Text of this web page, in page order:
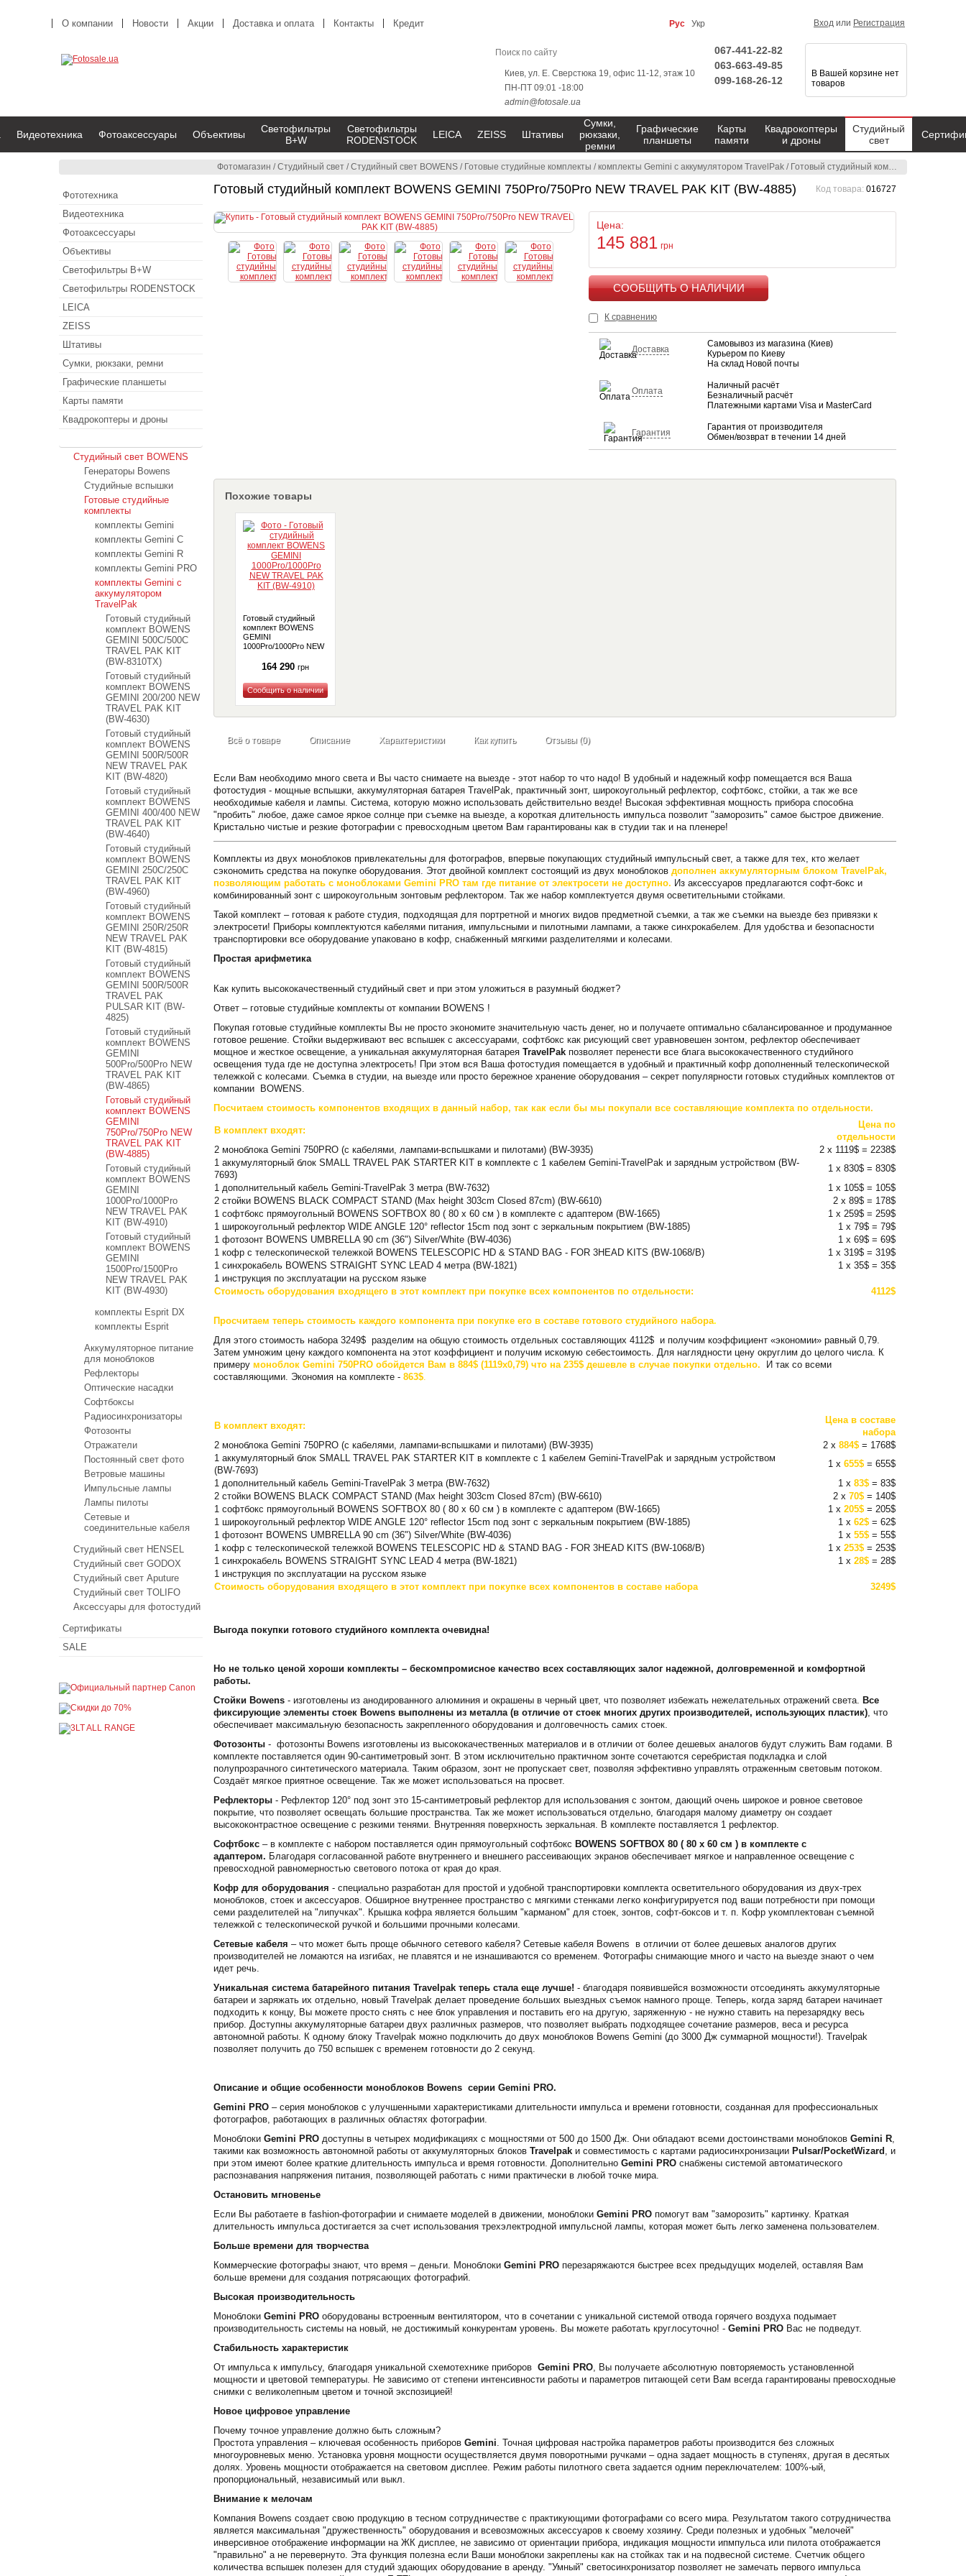
Фотомагазин /Студийный свет /Студийный свет BOWENS / Готовые студийные комплекты /комплекты Gemini с аккумулятором TravelPak / Готовый студийный комплект BOWENS GEMINI 750Pro/750Pro NEW TRAVEL PAK KIT (BW-4885)
Готовый студийный комплект BOWENS GEMINI 750Pro/750Pro NEW TRAVEL PAK KIT (BW-4885) Код товара: 016727
Цена:
145 881 грн
К сравнению
Доставка
Самовывоз из магазина (Киев)
Курьером по Киеву
На склад Новой почты
Оплата
Наличный расчёт
Безналичный расчёт
Платежными картами Visa и MasterCard
Гарантия
Гарантия от производителя
Обмен/возврат в течении 14 дней
Похожие товары
Готовый студийный
комплект BOWENS
GEMINI
1000Pro/1000Pro NEW
4910)164 290 грн
Купить
Всё о товаре Описание Характеристики Как купить Отзывы (0)
Если Вам необходимо много света и Вы часто снимаете на выезде - этот набор то что надо! В удобный и надежный кофр помещается вся Ваша
фотостудия - мощные вспышки, аккумуляторная батарея TravelPak, практичный зонт, широкоугольный рефлектор, софтбокс, стойки, а так же все
необходимые кабеля и лампы. Система, которую можно использовать действительно везде! Высокая эффективная мощность прибора способна
"пробить" любое, даже самое яркое солнце при съемке на выезде, а короткая длительность импульса позволит "заморозить" самое быстрое движение.
Кристально чистые и резкие фотографии с превосходным цветом Вам гарантированы как в студии так и на пленере!
Комплекты из двух моноблоков привлекательны для фотографов, впервые покупающих студийный импульсный свет, а также для тех, кто желает
сэкономить средства на покупке оборудования. Этот двойной комплект состоящий из двух моноблоков дополнен аккумуляторным блоком TravelPak,
позволяющим работать с моноблоками Gemini PRO там где питание от электросети не доступно. Из аксессуаров предлагаются софт-бокс и
комбинированный зонт с широкоугольным зонтовым рефлектором. Так же набор комплектуется двумя осветительными стойками.
Такой комплект – готовая к работе студия, подходящая для портретной и многих видов предметной съемки, а так же съемки на выезде без привязки к
электросети! Приборы комплектуются кабелями питания, импульсными и пилотными лампами, а также синхрокабелем. Для удобства и безопасности
транспортировки все оборудование упаковано в кофр, снабженный мягкими разделителями и колесами.
Простая арифметика
Как купить высококачественный студийный свет и при этом уложиться в разумный бюджет?
Ответ – готовые студийные комплекты от компании BOWENS !
Покупая готовые студийные комплекты Вы не просто экономите значительную часть денег, но и получаете оптимально сбалансированное и продуманное
готовое решение. Стойки выдерживают вес вспышек с аксессуарами, софтбокс как рисующий свет уравновешен зонтом, рефлектор обеспечивает
мощное и жесткое освещение, а уникальная аккумуляторная батарея TravelPak позволяет перенести все блага высококачественного студийного
освещения туда где не доступна электросеть! При этом вся Ваша фотостудия помещается в удобный и практичный кофр дополненный телескопической
тележкой с колесами. Съемка в студии, на выезде или просто бережное хранение оборудования – секрет популярности готовых студийных комплектов от
компании BOWENS.
Посчитаем стоимость компонентов входящих в данный набор, так как если бы мы покупали все составляющие комплекта по отдельности.
В комплект входят:
Цена по
отдельности
2 моноблока Gemini 750PRO (с кабелями, лампами-вспышками и пилотами) (BW-3935)
2 x 1119$ = 2238$
1 аккумуляторный блок SMALL TRAVEL PAK STARTER KIT в комплекте с 1 кабелем Gemini-TravelPak и зарядным устройством (BW-
7693)
1 x 830$ = 830$
1 дополнительный кабель Gemini-TravelPak 3 метра (BW-7632)
1 x 105$ = 105$
2 стойки BOWENS BLACK COMPACT STAND (Max height 303cm Closed 87cm) (BW-6610)
2 x 89$ = 178$
1 софтбокс прямоугольный BOWENS SOFTBOX 80 ( 80 x 60 см ) в комплекте с адаптером (BW-1665)
1 x 259$ = 259$
1 широкоугольный рефлектор WIDE ANGLE 120° reflector 15cm под зонт с зеркальным покрытием (BW-1885)
1 x 79$ = 79$
1 фотозонт BOWENS UMBRELLA 90 cm (36") Silver/White (BW-4036)
1 x 69$ = 69$
1 кофр c телескопической тележкой BOWENS TELESCOPIC HD & STAND BAG - FOR 3HEAD KITS (BW-1068/B)
1 x 319$ = 319$
1 синхрокабель BOWENS STRAIGHT SYNC LEAD 4 метра (BW-1821)
1 x 35$ = 35$
1 инструкция по эксплуатации на русском языке
Стоимость оборудования входящего в этот комплект при покупке всех компонентов по отдельности:
4112$
Просчитаем теперь стоимость каждого компонента при покупке его в составе готового студийного набора.
Для этого стоимость набора 3249$ разделим на общую стоимость отдельных составляющих 4112$ и получим коэффициент «экономии» равный 0,79.
Затем умножим цену каждого компонента на этот коэффициент и получим искомую себестоимость. Для наглядности цену округлим до целого числа. К
примеру моноблок Gemini 750PRO обойдется Вам в 884$ (1119x0,79) что на 235$ дешевле в случае покупки отдельно.
И так со всеми
составляющими. Экономия на комплекте - 863$
В комплект входят:
Цена в составе
набора
2 моноблока Gemini 750PRO (с кабелями, лампами-вспышками и пилотами) (BW-3935)
2 x 884$ = 1768$
1 аккумуляторный блок SMALL TRAVEL PAK STARTER KIT в комплекте с 1 кабелем Gemini-TravelPak и зарядным устройством
(BW-7693)
1 x 655$ = 655$
1 дополнительный кабель Gemini-TravelPak 3 метра (BW-7632)
1 x 83$ = 83$
2 стойки BOWENS BLACK COMPACT STAND (Max height 303cm Closed 87cm) (BW-6610)
2 x 70$ = 140$
1 софтбокс прямоугольный BOWENS SOFTBOX 80 ( 80 x 60 см ) в комплекте с адаптером (BW-1665)
1 x 205$ = 205$
1 широкоугольный рефлектор WIDE ANGLE 120° reflector 15cm под зонт с зеркальным покрытием (BW-1885)
1 x 62$ = 62$
1 фотозонт BOWENS UMBRELLA 90 cm (36") Silver/White (BW-4036)
1 x 55$ = 55$
1 кофр c телескопической тележкой BOWENS TELESCOPIC HD & STAND BAG - FOR 3HEAD KITS (BW-1068/B)
1 x 253$ = 253$
1 синхрокабель BOWENS STRAIGHT SYNC LEAD 4 метра (BW-1821)
1 x 28$ = 28$
1 инструкция по эксплуатации на русском языке
Стоимость оборудования входящего в этот комплект при покупке всех компонентов в составе набора
3249$
Выгода покупки готового студийного комплекта очевидна!
Но не только ценой хороши комплекты – бескомпромисное качество всех составляющих залог надежной, долговременной и комфортной
работы.
Стойки Bowens - изготовлены из анодированного алюминия и окрашены в черный цвет, что позволяет избежать нежелательных отражений света. Все
фиксирующие элементы стоек Bowens выполнены из металла (в отличие от стоек многих других производителей, использующих пластик) , что
обеспечивает максимальную безопасность закрепленного оборудования и долговечность самих стоек.
Фотозонты - фотозонты Bowens изготовлены из высококачественных материалов и в отличии от более дешевых аналогов будут служить Вам годами. В
комплекте поставляется один 90-сантиметровый зонт. В этом исключительно практичном зонте сочетаются серебристая подкладка и слой
полупрозрачного синтетического материала. Таким образом, зонт не пропускает свет, позволяя эффективно управлять отраженным световым потоком.
Создаёт мягкое приятное освещение. Так же может использоваться на просвет.
Рефлекторы - Рефлектор 120° под зонт это 15-сантиметровый рефлектор для использования с зонтом, дающий очень широкое и ровное световое
покрытие, что позволяет освещать большие пространства. Так же может использоваться отдельно, благодаря малому диаметру он создает
высококонтрастное освещение с резкими тенями. Внутренняя поверхность зеркальная. В комплекте поставляется 1 рефлектор.
Софтбокс – в комплекте с набором поставляется один прямоугольный софтбокс BOWENS SOFTBOX 80 ( 80 x 60 см ) в комплекте с
адаптером. Благодаря согласованной работе внутреннего и внешнего рассеивающих экранов обеспечивает мягкое и направленное освещение с
превосходной равномерностью светового потока от края до края.
Кофр для оборудования - специально разработан для простой и удобной транспортировки комплекта осветительного оборудования из двух-трех
моноблоков, стоек и аксессуаров. Обширное внутреннее пространство с мягкими стенками легко конфигурируется под ваши потребности при помощи
семи разделителей на "липучках". Крышка кофра является большим "карманом" для стоек, зонтов, софт-боксов и т. п. Кофр укомплектован съемной
тележкой с телескопической ручкой и большими прочными колесами.
Сетевые кабеля – что может быть проще обычного сетевого кабеля? Сетевые кабеля Bowens в отличии от более дешевых аналогов других
производителей не ломаются на изгибах, не плавятся и не изнашиваются со временем. Фотографы снимающие много и часто на выезде знают о чем
идет речь.
Уникальная система батарейного питания Travelpak теперь стала еще лучше! - благодаря появившейся возможности отсоединять аккумуляторные
батареи и заряжать их отдельно, новый Travelpak делает проведение больших выездных съемок намного проще. Теперь, когда заряд батареи начинает
подходить к концу, Вы можете просто снять с нее блок управления и поставить его на другую, заряженную - не нужно ставить на перезарядку весь
прибор. Доступны аккумуляторные батареи двух различных размеров, что позволяет выбрать подходящее сочетание размеров, веса и ресурса
автономной работы. К одному блоку Travelpak можно подключить до двух моноблоков Bowens Gemini (до 3000 Дж суммарной мощности!). Travelpak
позволяет получить до 750 вспышек с временем готовности до 2 секунд.
Описание и общие особенности моноблоков Bowens серии Gemini PRO.
Gemini PRO – серия моноблоков с улучшенными характеристиками длительности импульса и времени готовности, созданная для профессиональных
фотографов, работающих в различных областях фотографии.
Моноблоки Gemini PRO доступны в четырех модификациях с мощностями от 500 до 1500 Дж. Они обладают всеми достоинствами моноблоков Gemini R
такими как возможность автономной работы от аккумуляторных блоков Travelpak и совместимость с картами радиосинхронизации Pulsar/PocketWizard , и
при этом имеют более краткие длительность импульса и время готовности. Дополнительно Gemini PRO снабжены системой автоматического
распознавания напряжения питания, позволяющей работать с ними практически в любой точке мира.
Остановить мгновенье
Если Вы работаете в fashion-фотографии и снимаете моделей в движении, моноблоки Gemini PRO помогут вам "заморозить" картинку. Краткая
длительность импульса достигается за счет использования трехэлектродной импульсной лампы, которая может быть легко заменена пользователем.
Больше времени для творчества
Коммерческие фотографы знают, что время – деньги. Моноблоки Gemini PRO перезаряжаются быстрее всех предыдущих моделей, оставляя Вам
больше времени для создания потрясающих фотографий.
Высокая производительность
Моноблоки Gemini PRO оборудованы встроенным вентилятором, что в сочетании с уникальной системой отвода горячего воздуха подымает
производительность системы на новый, не достижимый конкурентам уровень. Вы можете работать круглосуточно! - Gemini PRO Вас не подведут.
Стабильность характеристик
От импульса к импульсу, благодаря уникальной схемотехнике приборов Gemini PRO , Вы получаете абсолютную повторяемость установленной
мощности и цветовой температуры. Не зависимо от степени интенсивности работы и параметров питающей сети Вам всегда гарантированы превосходные
снимки с великолепным цветом и точной экспозицией!
Новое цифровое управление
Почему точное управление должно быть сложным?
Простота управления – ключевая особенность приборов Gemini . Точная цифровая настройка параметров работы производится без сложных
многоуровневых меню. Установка уровня мощности осуществляется двумя поворотными ручками – одна задает мощность в ступенях, другая в десятых
долях. Уровень мощности отображается на световом дисплее. Режим работы пилотного света задается одним переключателем: 100%-ый,
пропорциональный, независимый или выкл.
Внимание к мелочам
Компания Bowens создает свою продукцию в тесном сотрудничестве с практикующими фотографами со всего мира. Результатом такого сотрудничества
является максимальная "дружественность" оборудования и всевозможных аксессуаров к своему хозяину. Среди полезных и удобных "мелочей"
инверсивное отображение информации на ЖК дисплее, не зависимо от ориентации прибора, индикация мощности ипмпульса или пилота отображается
"правильно" а не перевернуто. Эта функция полезна если Ваши моноблоки закреплены как на стойках так и на подвесной системе. Счетчик общего
количества вспышек полезен для студий здающих оборудование в аренду. "Умный" светосинхронизатор позволяет не замечать первого импульса
О компании Новости Акции Доставка и оплата Контакты Кредит Рус Укр Вход или Регистрация
Киев, ул. Е. Сверстюка 19, офис 11-12, этаж 10
ПН-ПТ 09:01 -18:00
admin@fotosale.ua
067-441-22-82
063-663-49-85
099-168-26-12
В Вашей корзине нет
товаров
Видеотехника Фотоаксессуары Объективы
Светофильтры
B+W
Светофильтры
RODENSTOCK
LEICA ZEISS Штативы
Сумки,
рюкзаки,
ремни
Графические
планшеты
Карты
памяти
Квадрокоптеры
и дроны
Студийный
свет
Фототехника
Видеотехника
Фотоаксессуары
Объективы
Светофильтры B+W
Светофильтры RODENSTOCK
LEICA
ZEISS
Штативы
Сумки, рюкзаки, ремни
Графические планшеты
Карты памяти
Квадрокоптеры и дроны
Студийный свет BOWENS
Генераторы Bowens
Студийные вспышки
Готовые студийные
комплекты
комплекты Gemini
комплекты Gemini C
комплекты Gemini R
комплекты Gemini PRO
комплекты Gemini с
аккумулятором
TravelPak
Готовый студийный
комплект BOWENS
GEMINI 500C/500C
TRAVEL PAK KIT
(BW-8310TX)
Готовый студийный
комплект BOWENS
GEMINI 200/200 NEW
TRAVEL PAK KIT
(BW-4630)
Готовый студийный
комплект BOWENS
GEMINI 500R/500R
NEW TRAVEL PAK
KIT (BW-4820)
Готовый студийный
комплект BOWENS
GEMINI 400/400 NEW
TRAVEL PAK KIT
(BW-4640)
Готовый студийный
комплект BOWENS
GEMINI 250C/250C
TRAVEL PAK KIT
(BW-4960)
Готовый студийный
комплект BOWENS
GEMINI 250R/250R
NEW TRAVEL PAK
KIT (BW-4815)
Готовый студийный
комплект BOWENS
GEMINI 500R/500R
TRAVEL PAK
PULSAR KIT (BW-
4825)
Готовый студийный
комплект BOWENS
GEMINI
500Pro/500Pro NEW
TRAVEL PAK KIT
(BW-4865)
Готовый студийный
комплект BOWENS
GEMINI
750Pro/750Pro NEW
TRAVEL PAK KIT
(BW-4885)
Готовый студийный
комплект BOWENS
GEMINI
1000Pro/1000Pro
NEW TRAVEL PAK
KIT (BW-4910)
Готовый студийный
комплект BOWENS
GEMINI
1500Pro/1500Pro
NEW TRAVEL PAK
KIT (BW-4930)
комплекты Esprit DX
комплекты Esprit
Аккумуляторное питание
для моноблоков
Рефлекторы
Оптические насадки
Софтбоксы
Радиосинхронизаторы
Фотозонты
Отражатели
Постоянный свет фото
Ветровые машины
Импульсные лампы
Лампы пилоты
Сетевые и
соединительные кабеля
Студийный свет HENSEL
Студийный свет GODOX
Студийный свет Aputure
Студийный свет TOLIFO
Аксессуары для фотостудий
Сертификаты
SALE